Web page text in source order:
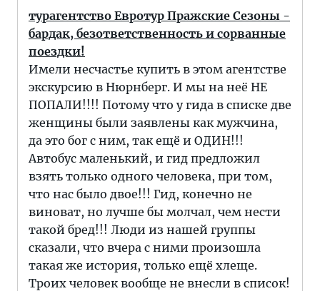
турагентство Евротур Пражские Сезоны -
бардак, безответственность и сорванные
поездки!
Имели несчастье купить в этом агентстве
экскурсию в Нюрнберг. И мы на неё НЕ
ПОПАЛИ!!!! Потому что у гида в списке две
женщины были заявлены как мужчина,
да это бог с ним, так ещё и ОДИН!!!
Автобус маленький, и гид предложил
взять только одного человека, при том,
что нас было двое!!! Гид, конечно не
виноват, но лучше бы молчал, чем нести
такой бред!!! Люди из нашей группы
сказали, что вчера с ними произошла
такая же история, только ещё хлеще.
Троих человек вообще не внесли в список!